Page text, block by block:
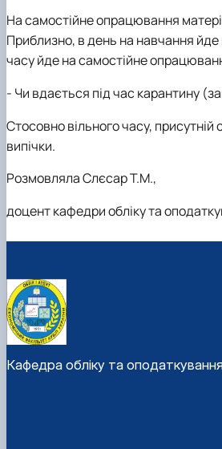
На самостійне опрацювання
Приблизно, в день на навчання йде
часу йде на самостійне
- Чи вдається під час карантину
Стосовно вільного часу,
випічки.
Розмовляла Слєсар Т.М.,
доцент кафедри обліку та
Кафедра обліку та